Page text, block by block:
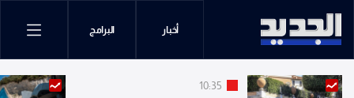
أخبار البرامج
10:35